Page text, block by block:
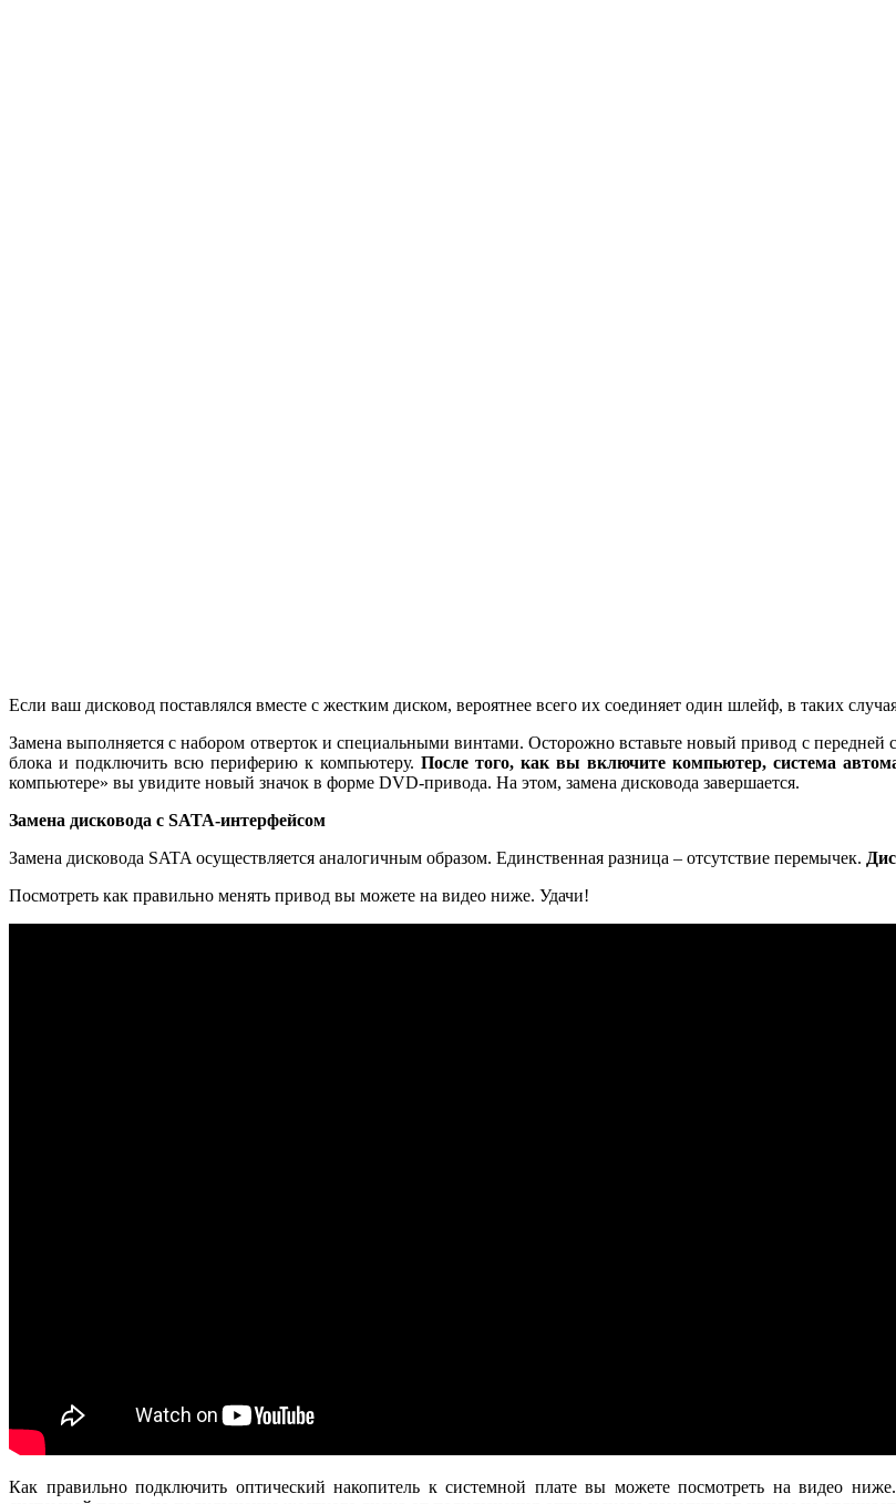
Если ваш дисковод поставлялся вместе с жестким диском, вероятнее всего их соединяет один шлейф, в таких
Замена выполняется с набором отверток и специальными винтами. Осторожно вставьте новый привод с
блока и подключить всю периферию к компьютеру. После того, как вы включите компьютер, система
компьютере» вы увидите новый значок в форме DVD-привода. На этом, замена дисковода завершается.
Замена дисковода с SATA-интерфейсом
Замена дисковода SATA осуществляется аналогичным образом. Единственная разница – отсутствие перемычек.
Посмотреть как правильно менять привод вы можете на видео ниже. Удачи!
Как правильно подключить оптический накопитель к системной плате вы можете посмотреть на видео ниже.